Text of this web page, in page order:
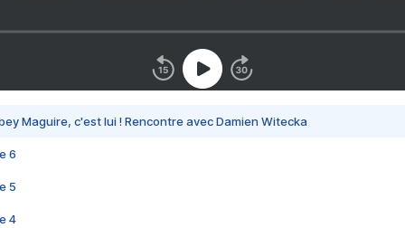
Maguire, c'est lui ! Rencontre avec Damien Witecka
6
5
4